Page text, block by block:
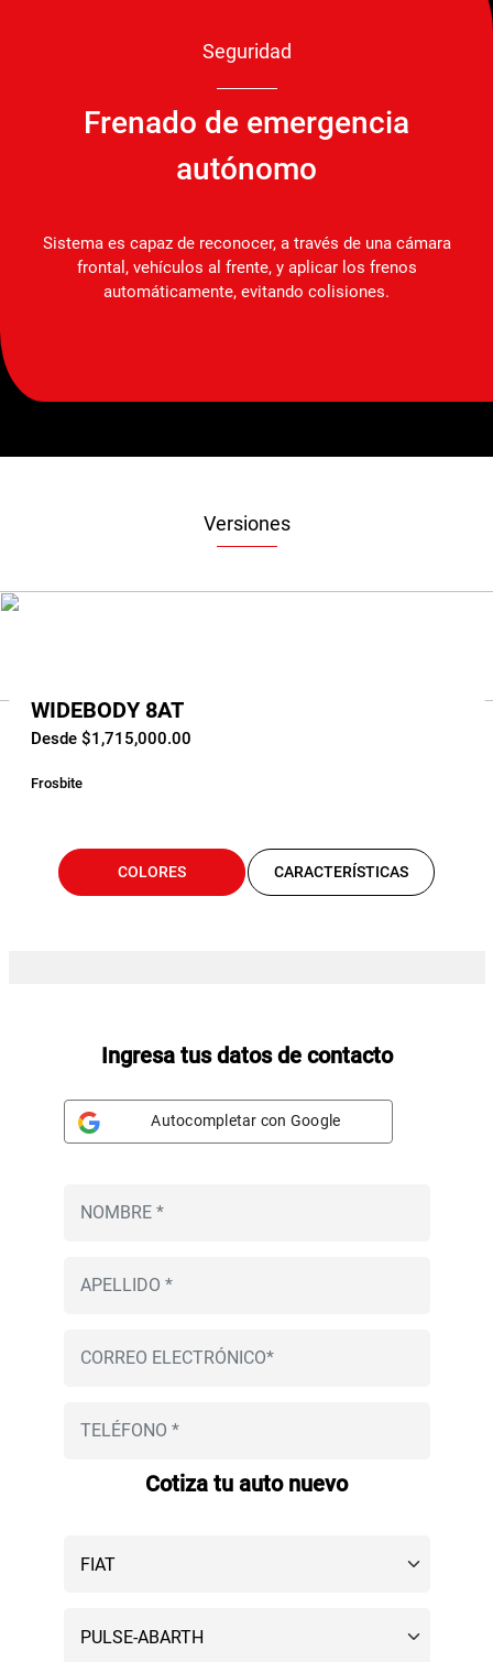
Seguridad
Frenado de emergencia
autónomo
Sistema es capaz de reconocer, a través de una cámara
frontal, vehículos al frente, y aplicar los frenos
automáticamente, evitando colisiones.
Versiones
WIDEBODY 8AT
Desde $1,715,000.00
Frosbite
COLORES CARACTERÍSTICAS
Ingresa tus datos de contacto
Autocompletar con Google
Cotiza tu auto nuevo